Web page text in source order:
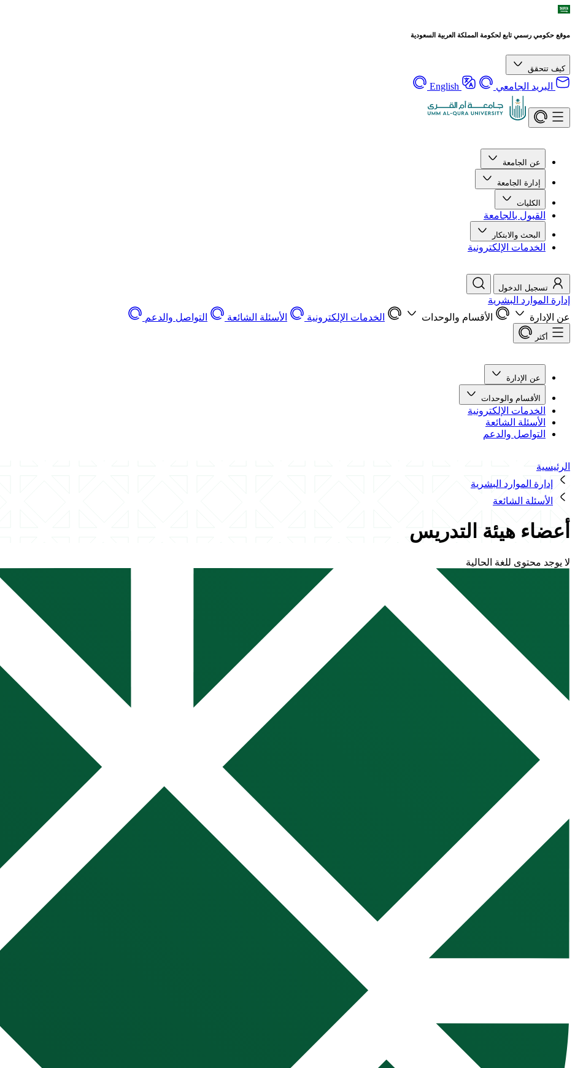
موقع حكومي رسمي تابع لحكومة المملكة العربية السعودية
كيف تتحقق
البريد الجامعي English
عن الجامعة
إدارة الجامعة
الكليات
القبول بالجامعة
البحث والابتكار
الخدمات الإلكترونية
تسجيل الدخول
إدارة الموارد البشرية
عن الإدارة
الأقسام والوحدات الخدمات الإلكترونية الأسئلة الشائعة التواصل والدعم
أكثر
عن الإدارة
الأقسام والوحدات
الخدمات الإلكترونية
الأسئلة الشائعة
التواصل والدعم
الرئيسية
إدارة الموارد البشرية
الأسئلة الشائعة
أعضاء هيئة التدريس
لا يوجد محتوى للغة الحالية